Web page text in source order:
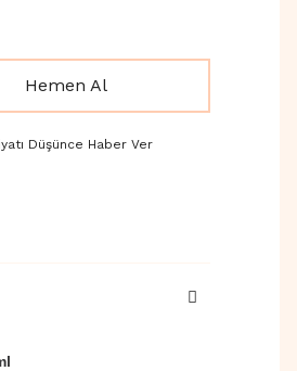
Hemen Al
Düşünce Haber Ver